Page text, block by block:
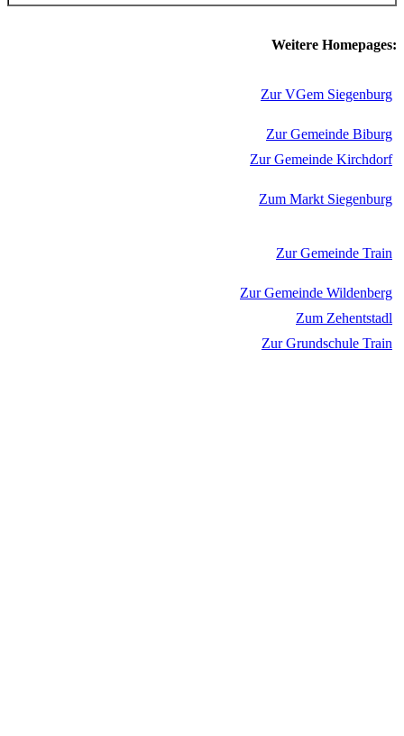
Weitere Homepages:
Zur VGem Siegenburg
Zur Gemeinde Biburg
Zur Gemeinde Kirchdorf
Zum Markt Siegenburg
Zur Gemeinde Train
Zur Gemeinde Wildenberg
Zum Zehentstadl
Zur Grundschule Train